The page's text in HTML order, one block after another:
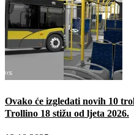
Ovako će izgledati novih 10
Trollino 18 stižu od ljeta 2026.